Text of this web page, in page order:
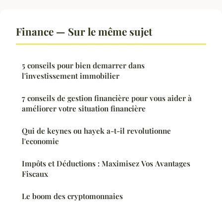
Finance — Sur le même sujet
5 conseils pour bien demarrer dans
l'investissement immobilier
7 conseils de gestion financière pour vous aider à
améliorer votre situation financière
Qui de keynes ou hayek a-t-il revolutionne
l'economie
Impôts et Déductions : Maximisez Vos Avantages
Fiscaux
Le boom des cryptomonnaies